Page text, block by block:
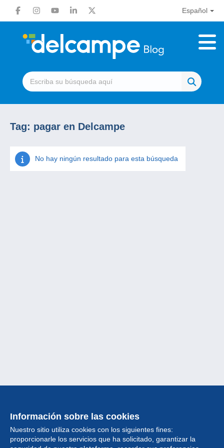
Español
Tag: pagar en Delcampe
No hay ningún resultado para esta búsqueda
Información sobre las cookies
Nuestro sitio utiliza cookies con los siguientes fines:
proporcionarle los servicios que ha solicitado, garantizar la